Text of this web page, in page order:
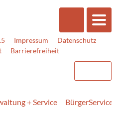
Impressum
Datenschutz
Barrierefreiheit
+ Service BürgerService